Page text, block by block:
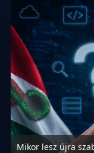
Mikor lesz újra